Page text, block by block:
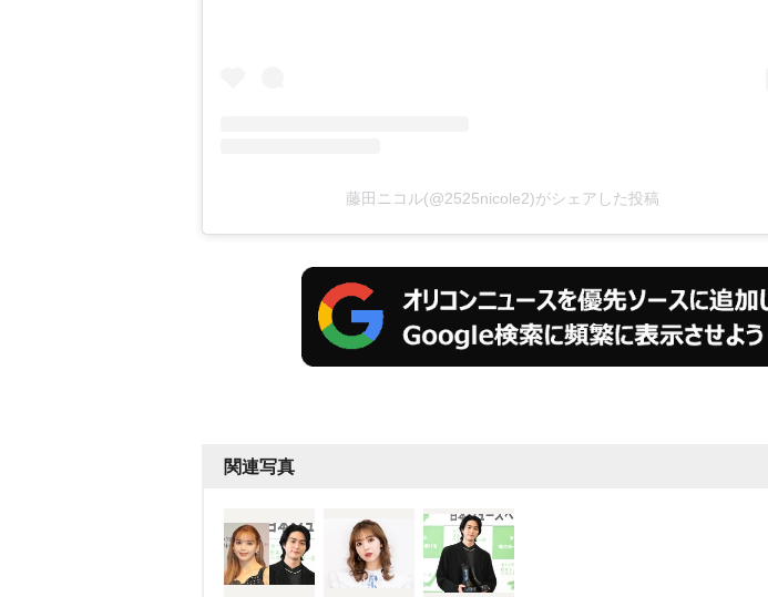
藤田ニコル(@2525nicole2)がシェアした投稿
関連写真